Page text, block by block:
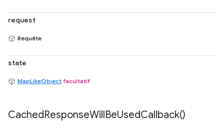
request
Requête
state
MapLikeObject facultatif
CachedResponseWillBeUsedCallback()